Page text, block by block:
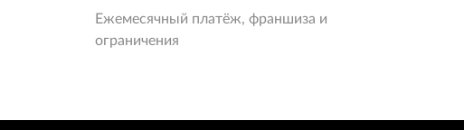
Ежемесячный платёж, франшиза и
ограничения